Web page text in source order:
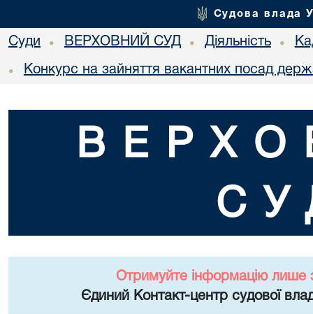
Судова влада
Суди • ВЕРХОВНИЙ СУД • Діяльність •
• Конкурс на зайняття вакантних посад
Отримуйте інформацію лише
Єдиний Контакт-центр судової